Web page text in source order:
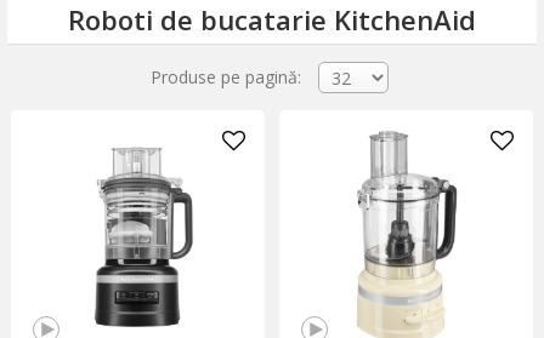
Roboti de bucatarie KitchenAid
Produse pe pagină: